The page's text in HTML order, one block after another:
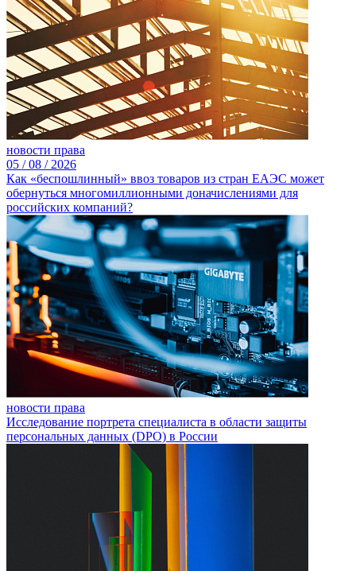
новости права
05 /08 / 2026
Как «беспошлинный» ввоз товаров из стран ЕАЭС может
обернуться многомиллионными доначислениями для
российских компаний?
новости права
Исследование портрета специалиста в области защиты
персональных данных (DPO) в России